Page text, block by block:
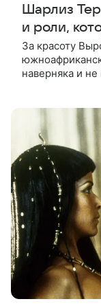
Шарлиз
и роли,
За красоту
наверняка и